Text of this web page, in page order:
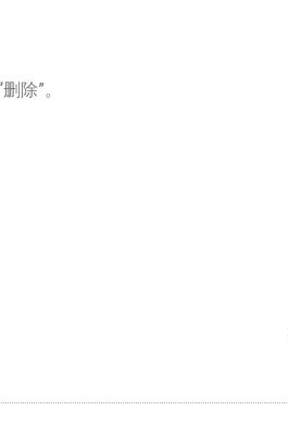
除”。